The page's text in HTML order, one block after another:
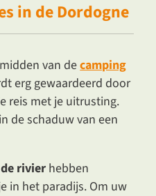
in de Dordogne
van decamping
erg gewaardeerd door
reis met je uitrusting.
de schaduw van een
rivierhebben
in het paradijs. Om uw